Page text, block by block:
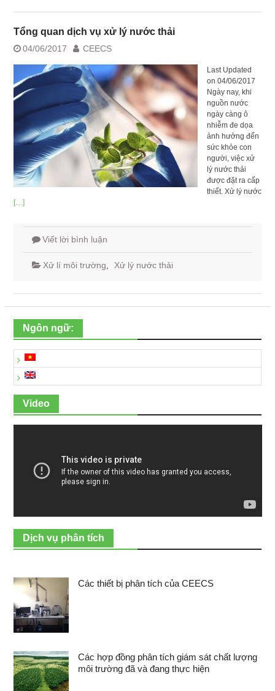
Tổng quan dịch vụ xử lý nước thải
04/06/2017 CEECS
Last Updated
on 04/06/2017
Ngày nay, khi
nguồn nước
ngày càng ô
nhiễm đe dọa
ảnh hưởng đến
sức khỏe con
người, việc xử
lý nước thải
được đặt ra cấp
thiết. Xử lý nước
[…]
Viết lời bình luận
Xử lí môi trường Xử lý nước thải
Ngôn ngữ:
Video
Dịch vụ phân tích
Các thiết bị phân tích của CEECS
Các hợp đồng phân tích giám sát chất lượng
môi trường đã và đang thực hiện